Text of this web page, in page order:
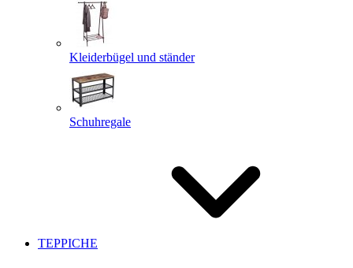
Kleiderbügel und ständer
Schuhregale
TEPPICHE